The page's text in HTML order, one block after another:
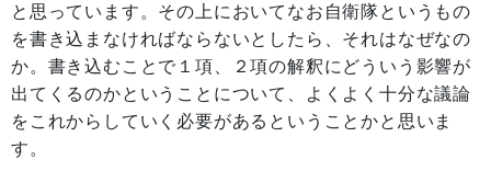
と思っています。その上においてなお自衛隊というもの
を書き込まなければならないとしたら、それはなぜなの
か。書き込むことで１項、２項の解釈にどういう影響が
出てくるのかということについて、よくよく十分な議論
をこれからしていく必要があるということかと思いま
す。